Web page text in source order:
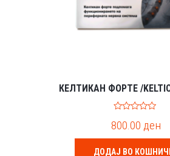
КЕЛТИКАН ФОРТЕ /
o
t
o
800.00 ден
ДОДАЈ ВО